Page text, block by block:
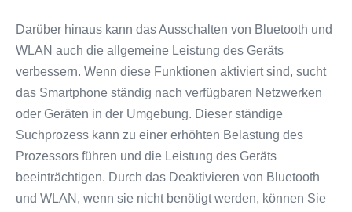
Darüber hinaus kann das Ausschalten von Bluetooth und
WLAN auch die allgemeine Leistung des Geräts
verbessern. Wenn diese Funktionen aktiviert sind, sucht
das Smartphone ständig nach verfügbaren Netzwerken
oder Geräten in der Umgebung. Dieser ständige
Suchprozess kann zu einer erhöhten Belastung des
Prozessors führen und die Leistung des Geräts
beeinträchtigen. Durch das Deaktivieren von Bluetooth
und WLAN, wenn sie nicht benötigt werden, können Sie